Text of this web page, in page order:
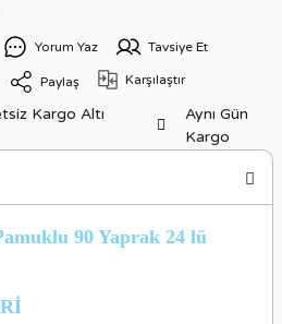
Yorum Yaz Tavsiye Et
Paylaş Karşılaştır
Kargo Altı
Aynı Gün
Kargo
90 Yaprak 24 lü